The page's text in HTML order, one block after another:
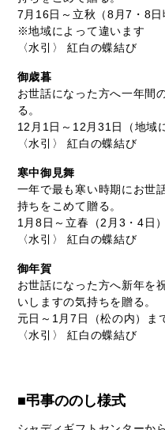
7月16日～立秋（8月7・8日
※地域によって違います
〈水引〉 紅白の蝶結び
御歳暮
お世話になった方へ一年間
る。
12月1日～12月31日（地域
〈水引〉 紅白の蝶結び
寒中御見舞
一年で最も寒い時期にお世
持ちをこめて贈る。
1月8日～立春（2月3・4日
〈水引〉 紅白の蝶結び
御年賀
お世話になった方へ新年を
いしますの気持ちを贈る。
元日～1月7日（松の内）ま
〈水引〉 紅白の蝶結び
■弔事ののし様式